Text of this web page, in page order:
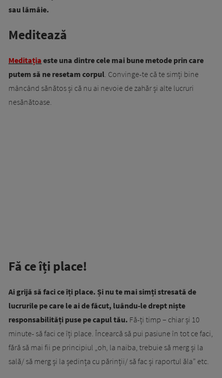
sau lămâie.
Meditează
Meditația este una dintre cele mai bune metode prin care
putem să ne resetam corpul. Convinge-te că te simți bine
mâncând sănătos și că nu ai nevoie de zahăr și alte lucruri
nesănătoase.
Fă ce îți place!
Ai grijă să faci ce îți place. Și nu te mai simți stresată de
lucrurile pe care le ai de făcut, luându-le drept niște
responsabilități puse pe capul tău. Fă-ți timp – chiar și 10
minute- să faci ce îți place. Încearcă să pui pasiune în tot ce faci,
fără să mai fii pe principiul „oh, la naiba, trebuie să merg și la
sală/ să merg și la ședința cu părinții/ să fac și raportul ăla” etc.